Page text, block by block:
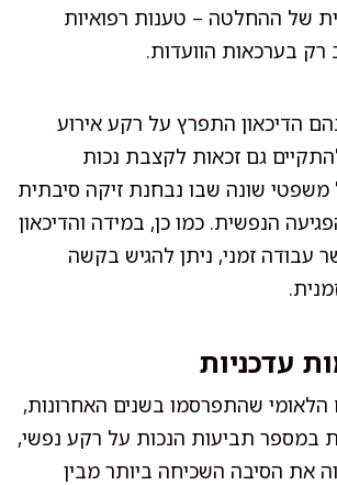
של ההחלטה – טענות רפואיות
רק בערכאות הוועדות.
הדיכאון התפרץ על רקע אירוע
גם זכאות לקצבת נכות
שונה שבו נבחנת זיקה סיבתית
הנפשית. כמו כן, במידה והדיכאון
עבודה זמני, ניתן להגיש בקשה
עדכניות
הלאומי שהתפרסמו בשנים האחרונות,
במספר תביעות הנכות על רקע נפשי,
את הסיבה השכיחה ביותר מבין